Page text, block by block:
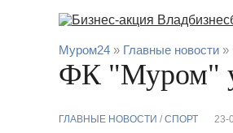
Муром24 » Главные новости »
ФК "Муром"
ГЛАВНЫЕ НОВОСТИ / CПОРТ 23-